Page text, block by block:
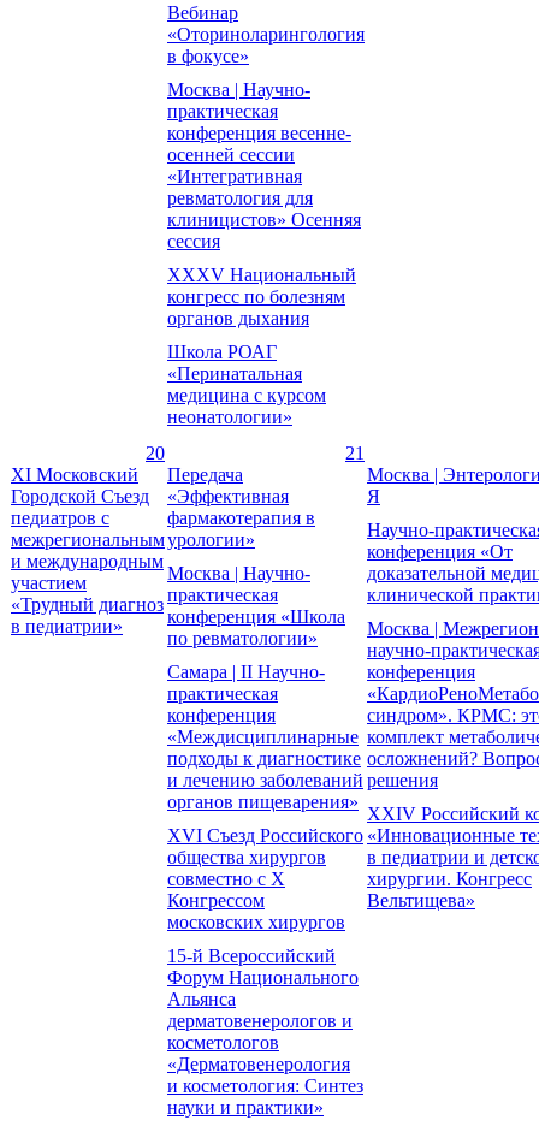
Вебинар
«Оториноларингология
в фокусе»
Москва | Научно-
практическая
конференция весенне-
осенней сессии
«Интегративная
ревматология для
клиницистов» Осенняя
сессия
XXXV Национальный
конгресс по болезням
органов дыхания
Школа РОАГ
«Перинатальная
медицина с курсом
неонатологии»
20
XI Московский
Городской Съезд
педиатров с
межрегиональным
и международным
участием
«Трудный диагноз
в педиатрии»
21
Передача
«Эффективная
фармакотерапия в
урологии»
Москва | Научно-
практическая
конференция «Школа
по ревматологии»
Самара | II Научно-
практическая
конференция
«Междисциплинарные
подходы к диагностике
и лечению заболеваний
органов пищеварения»
XVI Съезд Российского
общества хирургов
совместно с X
Конгрессом
московских хирургов
15-й Всероссийский
Форум Национального
Альянса
дерматовенерологов и
косметологов
«Дерматовенерология
и косметология: Синтез
науки и практики»
Москва |
Я
Научно-
конференция «От
доказательной
клинической
Москва |
научно-
конференция
синдром». КРМС:
комплект
осложнений?
решения
XXIV Российский
«Инновационные
в педиатрии и
хирургии. Конгресс
Вельтищева»